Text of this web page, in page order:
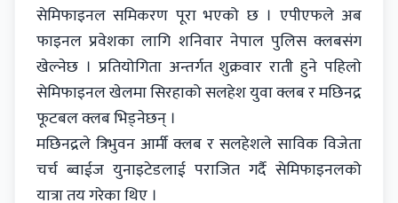
सेमिफाइनल समिकरण पूरा भएको छ । एपीएफले अब
फाइनल प्रवेशका लागि शनिवार नेपाल पुलिस क्लबसंग
खेल्नेछ । प्रतियोगिता अन्तर्गत शुक्रवार राती हुने पहिलो
सेमिफाइनल खेलमा सिरहाको सलहेश युवा क्लब र मछिनद्र
फूटबल क्लब भिड्नेछन् ।
मछिनद्रले त्रिभुवन आर्मी क्लब र सलहेशले साविक विजेता
चर्च ब्वाईज युनाइटेडलाई पराजित गर्दै सेमिफाइनलको
यात्रा तय गरेका थिए ।